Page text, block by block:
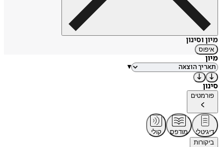
מיון וסינון
איפוס
מיון
▾
סינון
פורמטים
דיגיטלי מודפס
קולי
ביקורות